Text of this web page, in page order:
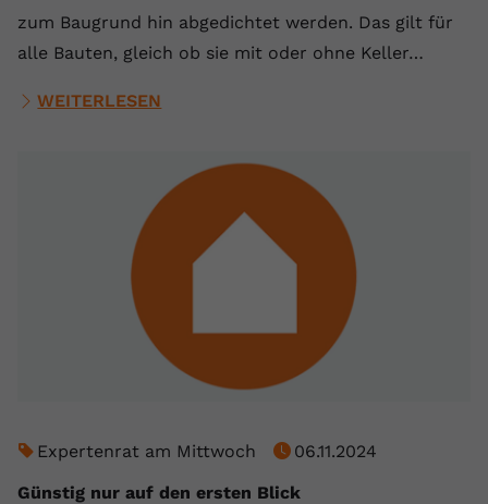
zum Baugrund hin abgedichtet werden. Das gilt für
alle Bauten, gleich ob sie mit oder ohne Keller…
WEITERLESEN
Expertenrat am Mittwoch
06.11.2024
Günstig nur auf den ersten Blick